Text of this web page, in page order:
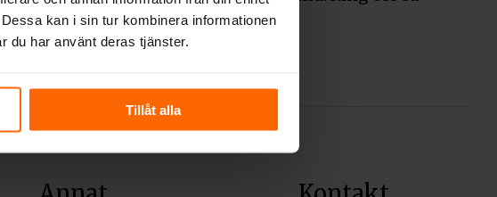
kan i sin tur kombinera informationen
du har använt deras tjänster.
Tillåt alla
bokar vi en tid.